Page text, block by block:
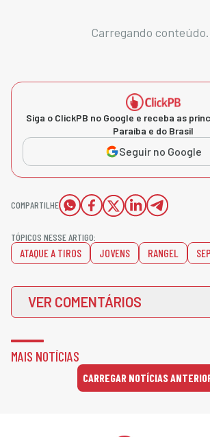
Carregando
Siga o ClickPB no Google e receba as
Paraíba e do Brasil
Seguir no Google
COMPARTILHE
TÓPICOS NESSE ARTIGO:
ATAQUE A TIROS JOVENS RANGEL
VER COMENTÁRIOS
MAIS NOTÍCIAS
CARREGAR NOTÍCIAS